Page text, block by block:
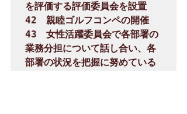
を評価する評価委員会を設置
42　親睦ゴルフコンペの開催
43　女性活躍委員会で各部署の
業務分担について話し合い、各
部署の状況を把握に努めている